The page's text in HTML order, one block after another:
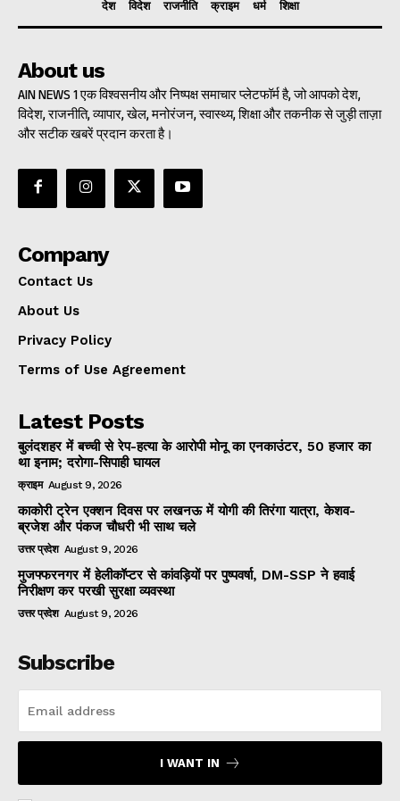
देश विदेश राजनीति क्राइम धर्म शिक्षा
About us
AIN NEWS 1 एक विश्वसनीय और निष्पक्ष समाचार प्लेटफॉर्म है, जो आपको देश,
विदेश, राजनीति, व्यापार, खेल, मनोरंजन, स्वास्थ्य, शिक्षा और तकनीक से जुड़ी ताज़ा
और सटीक खबरें प्रदान करता है।
Company
Contact Us
About Us
Privacy Policy
Terms of Use Agreement
Latest Posts
बुलंदशहर में बच्ची से रेप-हत्या के आरोपी मोनू का एनकाउंटर, 50 हजार का
था इनाम; दरोगा-सिपाही घायल
क्राइम August 9, 2026
काकोरी ट्रेन एक्शन दिवस पर लखनऊ में योगी की तिरंगा यात्रा, केशव-
ब्रजेश और पंकज चौधरी भी साथ चले
उत्तर प्रदेश August 9, 2026
मुजफ्फरनगर में हेलीकॉप्टर से कांवड़ियों पर पुष्पवर्षा, DM-SSP ने हवाई
निरीक्षण कर परखी सुरक्षा व्यवस्था
उत्तर प्रदेश August 9, 2026
Subscribe
I WANT IN